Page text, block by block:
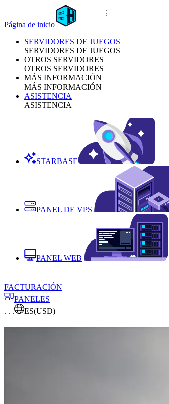
Página de inicio
SERVIDORES DE JUEGOS
SERVIDORES DE JUEGOS
OTROS SERVIDORES
OTROS SERVIDORES
MÁS INFORMACIÓN
MÁS INFORMACIÓN
ASISTENCIA
ASISTENCIA
STARBASE
PANEL DE VPS
PANEL WEB
FACTURACIÓN
PANELES
. . .
ES(USD)